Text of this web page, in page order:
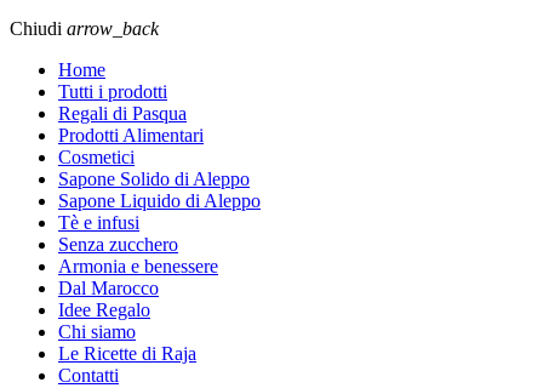
Chiudi arrow_back
Home
Tutti i prodotti
Regali di Pasqua
Prodotti Alimentari
Cosmetici
Sapone Solido di Aleppo
Sapone Liquido di Aleppo
Tè e infusi
Senza zucchero
Armonia e benessere
Dal Marocco
Idee Regalo
Chi siamo
Le Ricette di Raja
Contatti